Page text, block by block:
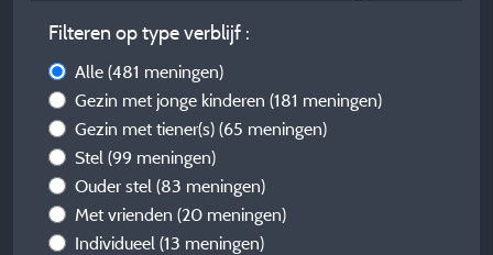
Filteren op type verblijf :
Alle (481 meningen)
Gezin met jonge kinderen (181 meningen)
Gezin met tiener(s) (65 meningen)
Stel (99 meningen)
Ouder stel (83 meningen)
Met vrienden (20 meningen)
Individueel (13 meningen)